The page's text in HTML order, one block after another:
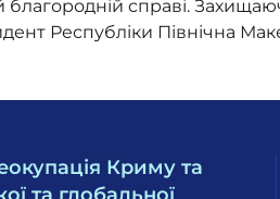
благородній справі.
Республіки Північна
Криму та